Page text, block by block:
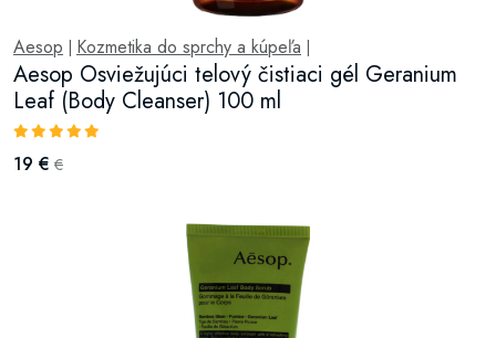
Aesop Kozmetika do sprchy a kúpeľa
Aesop Osviežujúci telový čistiaci gél Geranium
Leaf (Body Cleanser) 100 ml
19 € €